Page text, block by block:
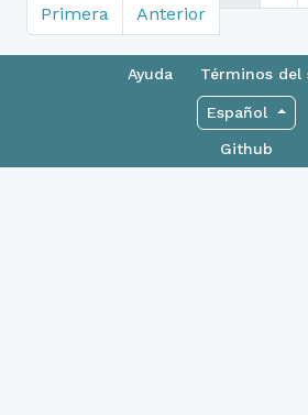
Primera
Anterior
Ayuda Términos del
Español
Github